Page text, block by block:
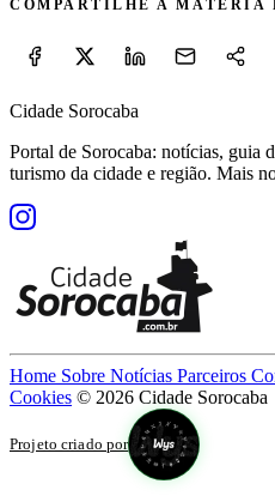
COMPARTILHE A MATÉRIA
Cidade Sorocaba
Portal de Sorocaba: notícias, guia
turismo da cidade e região. Mais
Home Sobre Notícias Parceiros
Cookies © 2026 Cidade Sorocaba
Projeto criado por